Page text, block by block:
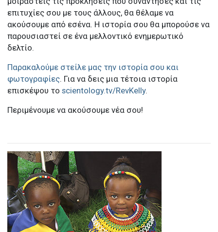
επιτυχίες σου με τους άλλους, θα θέλαμε να
ακούσουμε από εσένα. Η ιστορία σου θα μπορούσε να
παρουσιαστεί σε ένα μελλοντικό ενημερωτικό
δελτίο.
Παρακαλούμε στείλε μας την ιστορία σου και
φωτογραφίες. Για να δεις μια τέτοια ιστορία
επισκέψου το scientology.tv/RevKelly.
Περιμένουμε να ακούσουμε νέα σου!